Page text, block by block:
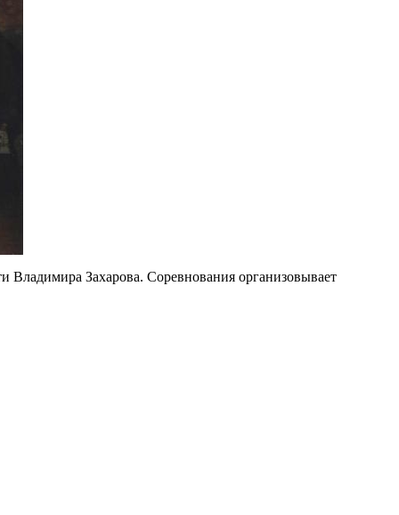
Владимира Захарова. Соревнования организовывает